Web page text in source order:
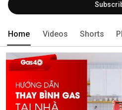
Home Videos Shorts